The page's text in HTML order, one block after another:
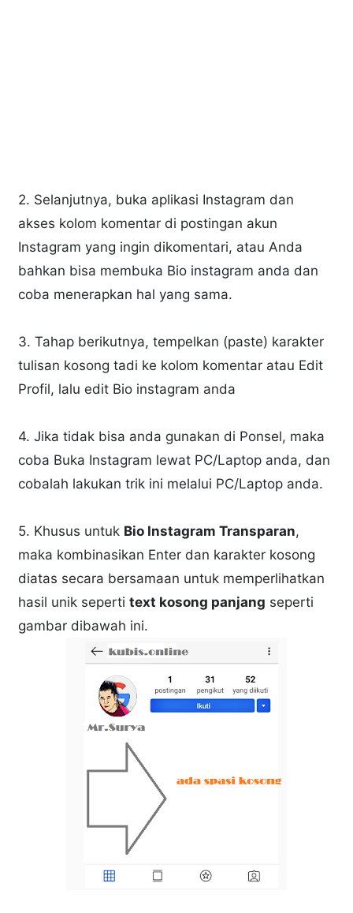
2. Selanjutnya, buka aplikasi Instagram dan
akses kolom komentar di postingan akun
Instagram yang ingin dikomentari, atau Anda
bahkan bisa membuka Bio instagram anda dan
coba menerapkan hal yang sama.
3. Tahap berikutnya, tempelkan (paste) karakter
tulisan kosong tadi ke kolom komentar atau Edit
Profil, lalu edit Bio instagram anda
4. Jika tidak bisa anda gunakan di Ponsel, maka
coba Buka Instagram lewat PC/Laptop anda, dan
cobalah lakukan trik ini melalui PC/Laptop anda.
5. Khusus untuk Bio Instagram Transparan,
maka kombinasikan Enter dan karakter kosong
diatas secara bersamaan untuk memperlihatkan
hasil unik sepertitext kosong panjang seperti
gambar dibawah ini.